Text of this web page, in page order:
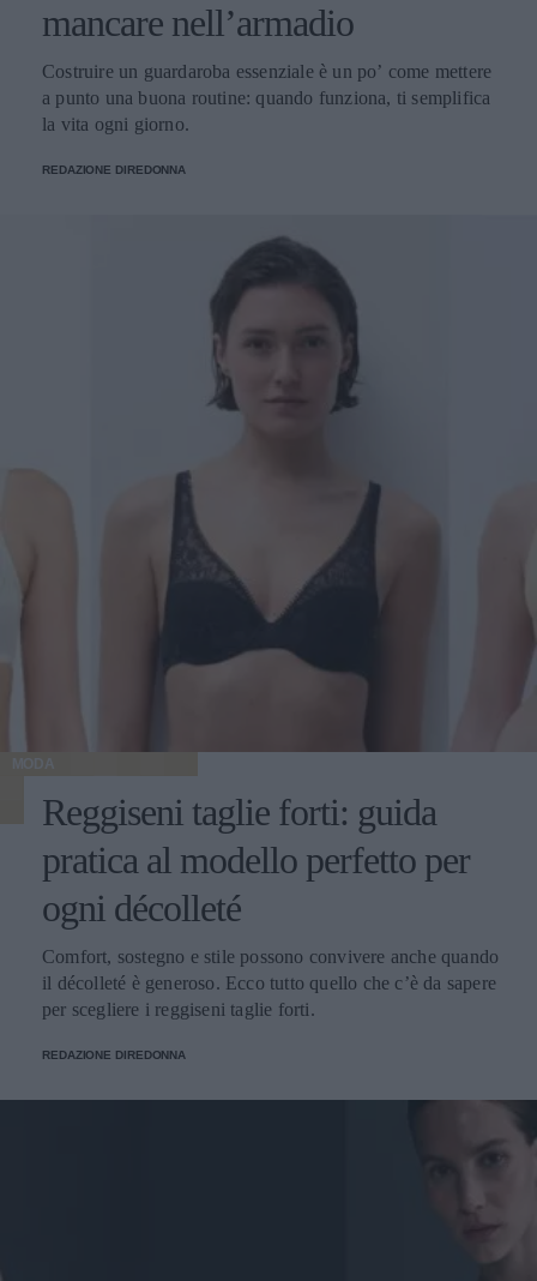
mancare nell’armadio
Costruire un guardaroba essenziale è un po’ come mettere
a punto una buona routine: quando funziona, ti semplifica
la vita ogni giorno.
REDAZIONE DIREDONNA
MODA
Reggiseni taglie forti: guida
pratica al modello perfetto per
ogni décolleté
Comfort, sostegno e stile possono convivere anche quando
il décolleté è generoso. Ecco tutto quello che c’è da sapere
per scegliere i reggiseni taglie forti.
REDAZIONE DIREDONNA